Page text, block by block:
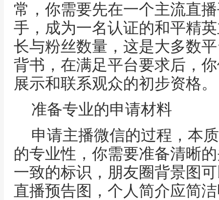
常，你需要先在一个主流直
手，成为一名认证的和平精
长与粉丝数量，这是大多数
背书，在满足平台要求后，
展示和联系观众的初步资格。
准备专业的申请材料
申请主播微信的过程，本
的专业性，你需要准备清晰
一致的标识，朋友圈背景图
直播预告图，个人简介应简